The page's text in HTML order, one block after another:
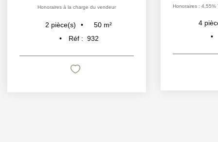
Honoraires à la charge du vendeur
2 pièce(s) 50 m²
Réf : 932
Honoraires : 4,55%
4